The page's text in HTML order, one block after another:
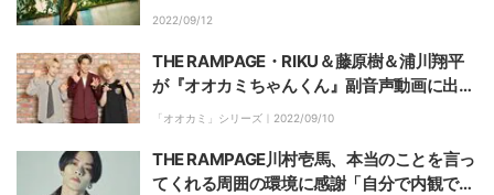
写真入手
2022/09/12
THE RAMPAGE・RIKU＆藤原樹＆浦川翔平
が『オオカミちゃんくん』副音声動画に出
演！
「オオカミ」シリーズ｜ 2022/09/10
THE RAMPAGE川村壱馬、本当のことを言っ
てくれる周囲の環境に感謝「自分で内観でき